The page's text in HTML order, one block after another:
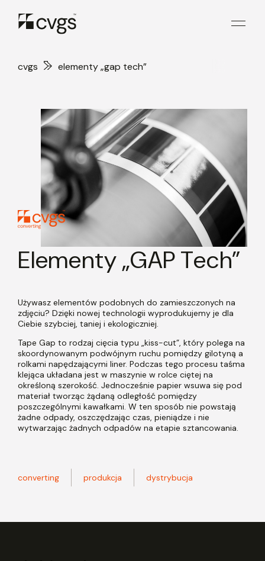
cvgs elementy „gap tech”
Elementy „GAP Tech”
Używasz elementów podobnych do zamieszczonych na
zdjęciu? Dzięki nowej technologii wyprodukujemy je dla
Ciebie szybciej, taniej i ekologiczniej.
Tape Gap to rodzaj cięcia typu „kiss-cut”, który polega na
skoordynowanym podwójnym ruchu pomiędzy gilotyną a
rolkami napędzającymi liner. Podczas tego procesu taśma
klejąca układana jest w maszynie w rolce ciętej na
określoną szerokość. Jednocześnie papier wsuwa się pod
materiał tworząc żądaną odległość pomiędzy
poszczególnymi kawałkami. W ten sposób nie powstają
żadne odpady, oszczędzając czas, pieniądze i nie
wytwarzając żadnych odpadów na etapie sztancowania.
converting produkcja dystrybucja